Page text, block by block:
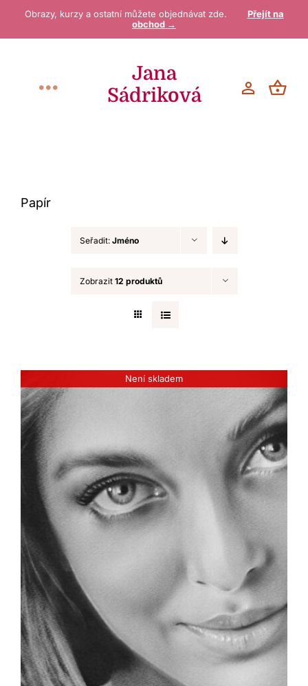
Přeskočit
Obrazy, kurzy a ostatní můžete objednávat zde.
Přejít na
obchod →
Jana
Sádriková
Toggle
Papír
Seřadit: Jméno
Zobrazit 12 produktů
Není skladem